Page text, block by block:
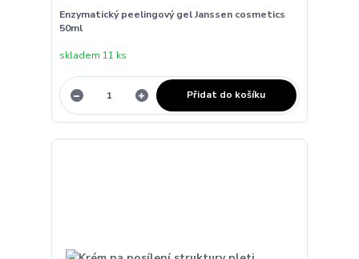
Enzymatický peelingový gel Janssen cosmetics
50ml
skladem 11 ks
Přidat do košíku